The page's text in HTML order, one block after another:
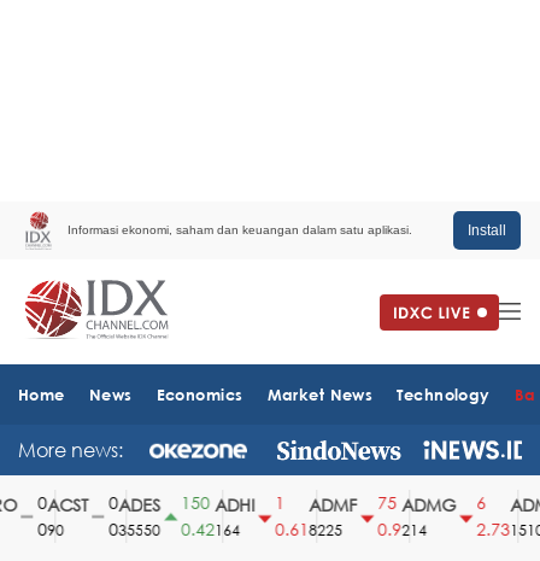
Informasi ekonomi, saham dan keuangan dalam satu aplikasi. Install
Home News Economics Market News Technology
More news:
ACST
90
ADES
35550
150
0.42
ADHI
164
0.61
ADMF
8225
75
0.9
ADMG
214
2.731510